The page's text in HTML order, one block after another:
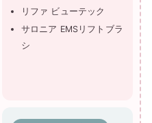
リファ ビューテック
サロニア EMSリフトブラ
シ